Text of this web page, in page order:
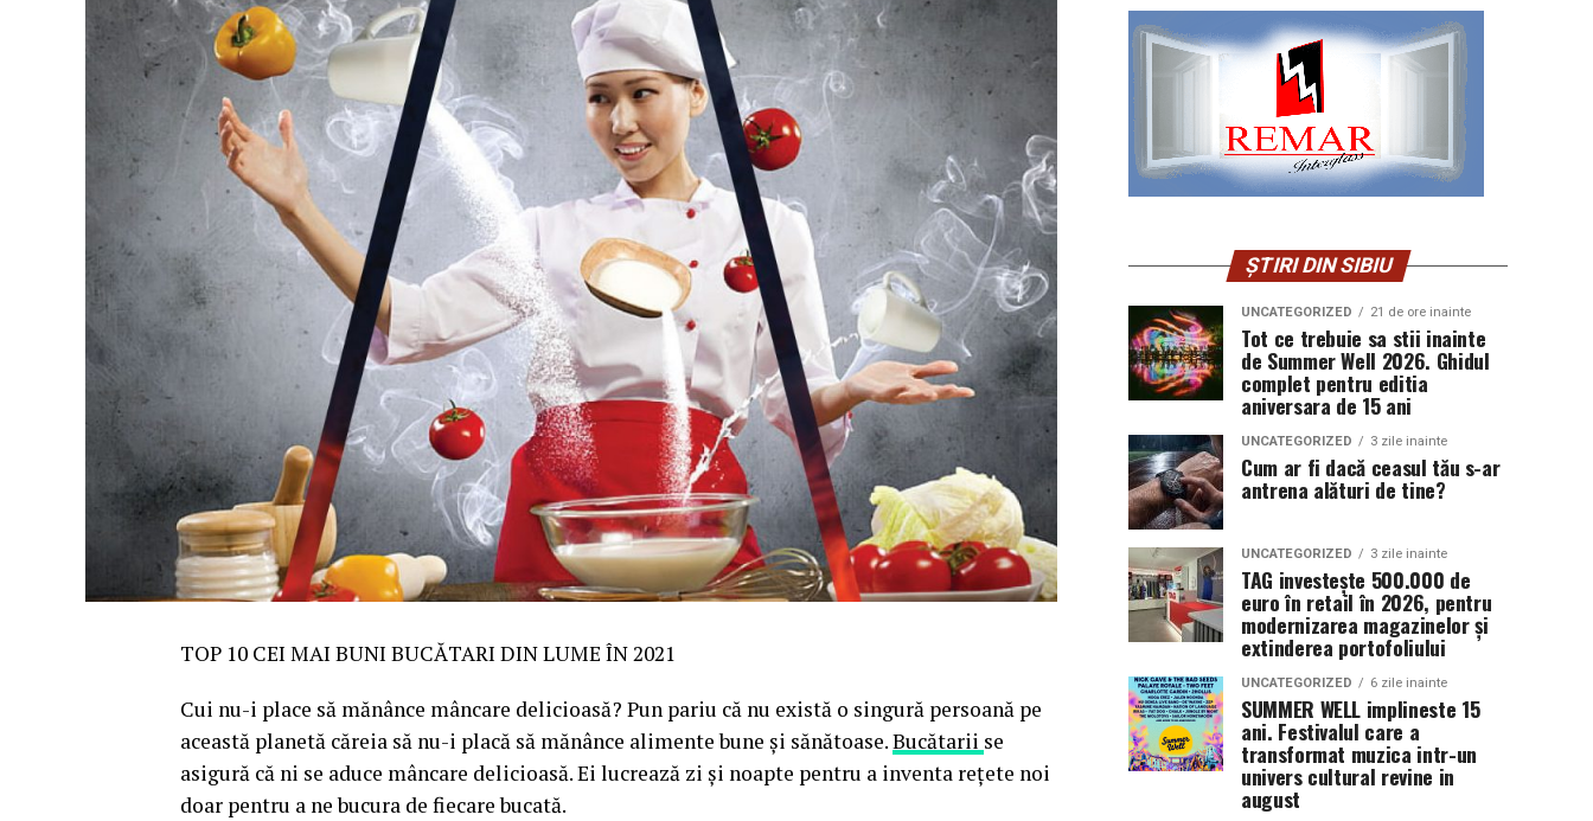
TOP 10 CEI MAI BUNI BUCĂTARI DIN LUME ÎN 2021
Cui nu-i place să mănânce mâncare delicioasă? Pun pariu că nu există o singură persoană pe
această planetă căreia să nu-i placă să mănânce alimente bune și sănătoase.Bucătarii se
asigură că ni se aduce mâncare delicioasă. Ei lucrează zi și noapte pentru a inventa rețete noi
doar pentru a ne bucura de fiecare bucată.
ȘTIRI DIN SIBIU
UNCATEGORIZED 21 de ore inainte
Tot ce trebuie sa stii inainte
de Summer Well 2026. Ghidul
complet pentru editia
aniversara de 15 ani
UNCATEGORIZED 3 zile inainte
Cum ar fi dacă ceasul tău s-ar
antrena alături de tine?
UNCATEGORIZED 3 zile inainte
TAG investește 500.000 de
euro în retail în 2026, pentru
modernizarea magazinelor și
extinderea portofoliului
UNCATEGORIZED 6 zile inainte
SUMMER WELL implineste 15
ani. Festivalul care a
transformat muzica intr-un
univers cultural revine in
august